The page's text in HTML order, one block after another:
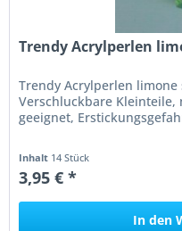
Trendy Acrylperlen
Trendy Acrylperlen
Verschluckbare
geeignet,
Inhalt 14 Stück
3,95 € *
In den